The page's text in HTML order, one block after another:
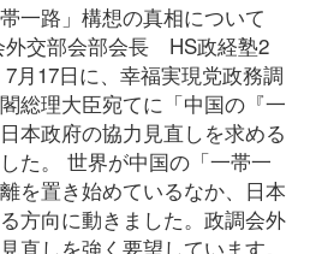
一路」構想の真相について
外交部会部会長 HS政経塾2
17日に、幸福実現党政務調
総理大臣宛てに「中国の『一
本政府の協力見直しを求める
た。 世界が中国の「一帯一
を置き始めているなか、日本
方向に動きました。政調会外
直しを強く要望しています。